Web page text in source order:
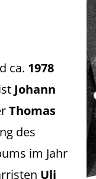
ca. 1978
Johann
Thomas
des
im Jahr
Uli